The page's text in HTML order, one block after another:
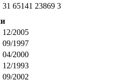
31 65141 23869 3
12/2005
09/1997
04/2000
12/1993
09/2002